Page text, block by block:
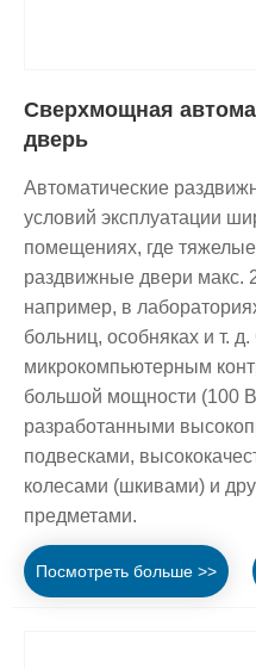
Сверхмощная
дверь
Автоматические
условий эксплуатации
помещениях, где
раздвижные двери макс.
например, в
больниц, особняках и т.
микрокомпьютерным
большой мощности (100
разработанными
подвесками,
колесами (шкивами) и
предметами.
Посмотреть больше >>